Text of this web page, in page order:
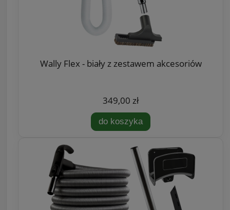
Wally Flex - biały z zestawem akcesoriów
349,00 zł
do koszyka